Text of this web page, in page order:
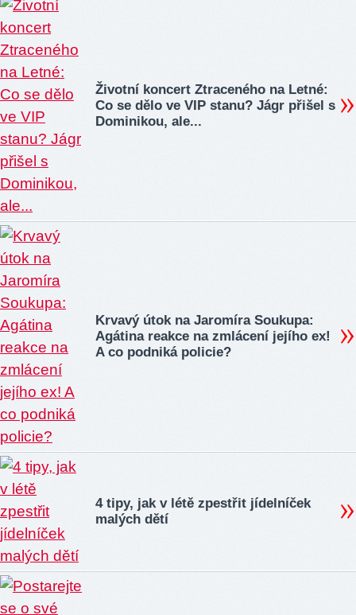
Životní koncert Ztraceného na Letné:
Co se dělo ve VIP stanu? Jágr přišel s
Dominikou, ale...
Krvavý útok na Jaromíra Soukupa:
Agátina reakce na zmlácení jejího ex!
A co podniká policie?
4 tipy, jak v létě zpestřit jídelníček
malých dětí